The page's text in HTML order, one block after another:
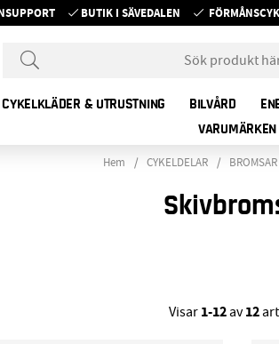
BUTIK I SÄVEDALEN
CYKELKLÄDER & UTRUSTNING BILVÅRD
VARUMÄRKEN
Hem CYKELDELAR BROMSAR
Visar 1-12av12